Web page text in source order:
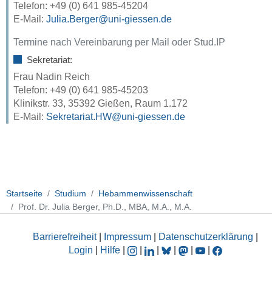
Telefon: +49 (0) 641 985-45204
E-Mail: Julia.Berger
Termine nach Vereinbarung per Mail oder Stud.IP
Sekretariat:
Frau Nadin Reich
Telefon: +49 (0) 641 985-45203
Klinikstr. 33, 35392 Gießen, Raum 1.172
E-Mail: Sekretariat.HW
Startseite Studium
Hebammenwissenschaft
Prof. Dr. Julia Berger, Ph.D., MBA, M.A., M.A.
Barrierefreiheit| Impressum Datenschutzerklärung
Login
Hilfe